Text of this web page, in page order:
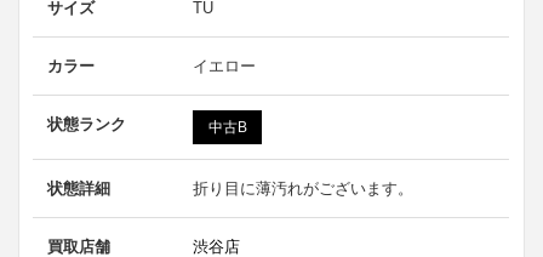
サイズ TU
カラー イエロー
状態ランク 中古B
状態詳細 折り目に薄汚れがございます。
買取店舗 渋谷店